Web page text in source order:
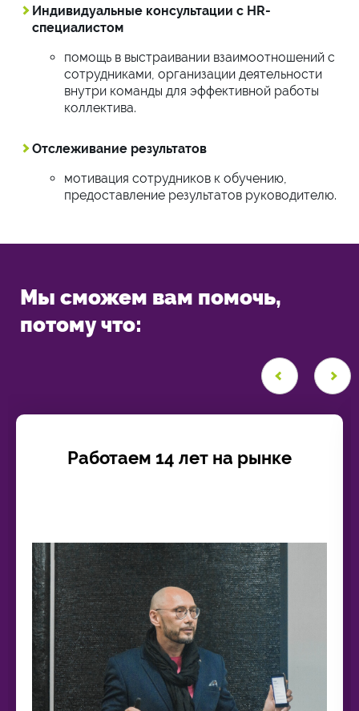
Индивидуальные консультации с HR-
специалистом
помощь в выстраивании взаимоотношений с
сотрудниками, организации деятельности
внутри команды для эффективной работы
коллектива.
Отслеживание результатов
мотивация сотрудников к обучению,
предоставление результатов руководителю.
Мы сможем вам помочь,
потому что:
Работаем 14 лет на рынке